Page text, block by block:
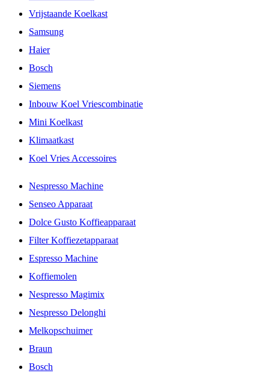
Vrijstaande Koelkast
Samsung
Haier
Bosch
Siemens
Inbouw Koel Vriescombinatie
Mini Koelkast
Klimaatkast
Koel Vries Accessoires
Nespresso Machine
Senseo Apparaat
Dolce Gusto Koffieapparaat
Filter Koffiezetapparaat
Espresso Machine
Koffiemolen
Nespresso Magimix
Nespresso Delonghi
Melkopschuimer
Braun
Bosch